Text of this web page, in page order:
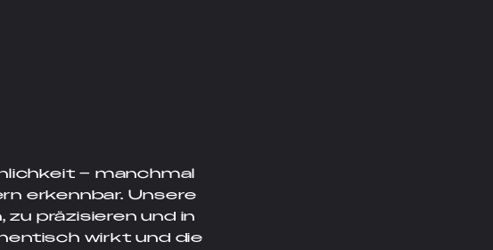
– manchmal
erkennbar. Unsere
präzisieren und in
wirkt und die